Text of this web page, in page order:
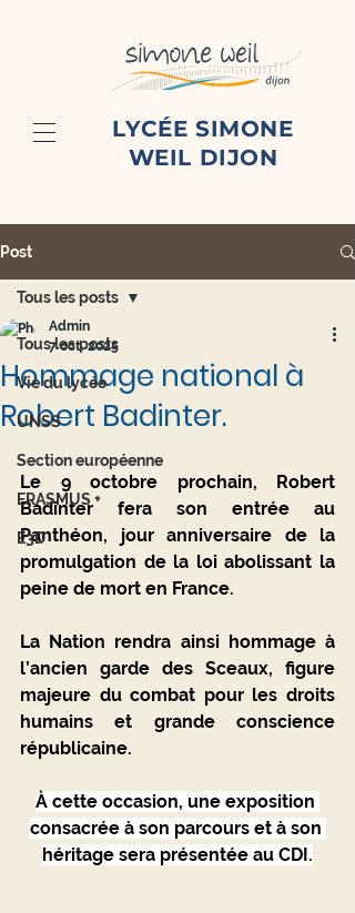
LYCÉE SIMONE
WEIL DIJON
Post
Tous les posts
Vie du lycée
UNSS
Section européenne
ERASMUS +
E3D
Tous les posts
Hommage national à
Robert Badinter.
Admin
7 oct. 2025
Le 9 octobre prochain, Robert
Badinter fera son entrée au
Panthéon, jour anniversaire de la
promulgation de la loi abolissant la
peine de mort en France.
La Nation rendra ainsi hommage à
l’ancien garde des Sceaux, figure
majeure du combat pour les droits
humains et grande conscience
républicaine.
À cette occasion, une exposition
consacrée à son parcours et à son
héritage sera présentée au CDI.